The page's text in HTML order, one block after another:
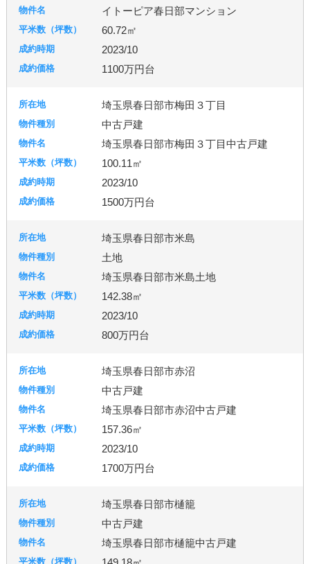
宇都宮市
札幌市
イトーピア春日部マンション
60.72㎡
2023/10
1100万円台
埼玉県春日部市梅田３丁目
中古戸建
埼玉県春日部市梅田３丁目中古戸建
100.11㎡
2023/10
1500万円台
埼玉県春日部市米島
土地
埼玉県春日部市米島土地
142.38㎡
2023/10
800万円台
埼玉県春日部市赤沼
中古戸建
埼玉県春日部市赤沼中古戸建
157.36㎡
2023/10
1700万円台
埼玉県春日部市樋籠
中古戸建
埼玉県春日部市樋籠中古戸建